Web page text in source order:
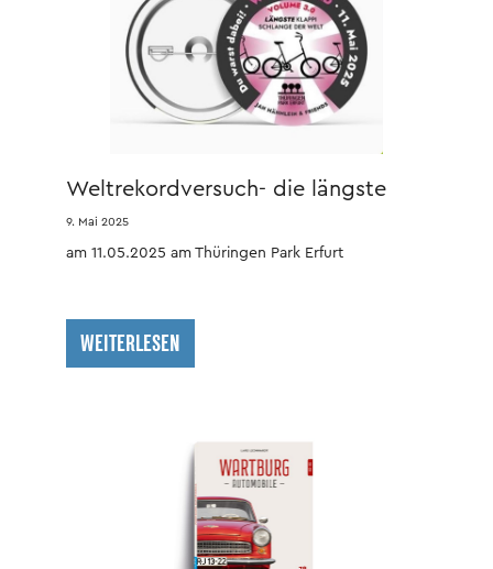
Weltrekordversuch- die längste
Klappi-Schlange der Welt
9. Mai 2025
am 11.05.2025 am Thüringen Park Erfurt
WEITERLESEN